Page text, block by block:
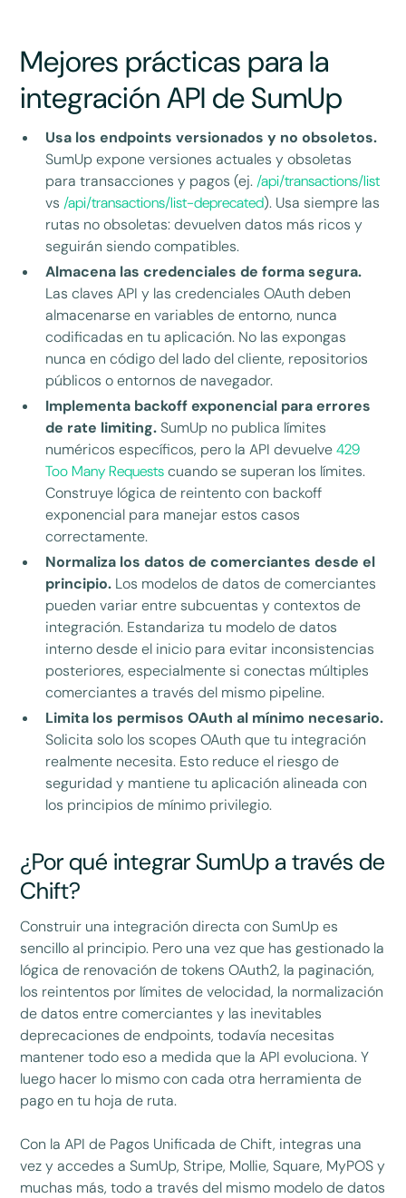
Mejores prácticas para la
integración API de SumUp
Usa los endpoints versionados y no obsoletos.
SumUp expone versiones actuales y obsoletas
para transacciones y pagos (ej. /api/transactions/list
vs /api/transactions/list-deprecated). Usa siempre las
rutas no obsoletas: devuelven datos más ricos y
seguirán siendo compatibles.
Almacena las credenciales de forma segura.
Las claves API y las credenciales OAuth deben
almacenarse en variables de entorno, nunca
codificadas en tu aplicación. No las expongas
nunca en código del lado del cliente, repositorios
públicos o entornos de navegador.
Implementa backoff exponencial para errores
de rate limiting.SumUp no publica límites
numéricos específicos, pero la API devuelve429
Too Many Requestscuando se superan los límites.
Construye lógica de reintento con backoff
exponencial para manejar estos casos
correctamente.
Normaliza los datos de comerciantes desde el
principio. Los modelos de datos de comerciantes
pueden variar entre subcuentas y contextos de
integración. Estandariza tu modelo de datos
interno desde el inicio para evitar inconsistencias
posteriores, especialmente si conectas múltiples
comerciantes a través del mismo pipeline.
Limita los permisos OAuth al mínimo necesario.
Solicita solo los scopes OAuth que tu integración
realmente necesita. Esto reduce el riesgo de
seguridad y mantiene tu aplicación alineada con
los principios de mínimo privilegio.
¿Por qué integrar SumUp a través de
Chift?
Construir una integración directa con SumUp es
sencillo al principio. Pero una vez que has gestionado la
lógica de renovación de tokens OAuth2, la paginación,
los reintentos por límites de velocidad, la normalización
de datos entre comerciantes y las inevitables
deprecaciones de endpoints, todavía necesitas
mantener todo eso a medida que la API evoluciona. Y
luego hacer lo mismo con cada otra herramienta de
pago en tu hoja de ruta.
Con la API de Pagos Unificada de Chift, integras una
vez y accedes a SumUp, Stripe, Mollie, Square, MyPOS y
muchas más, todo a través del mismo modelo de datos